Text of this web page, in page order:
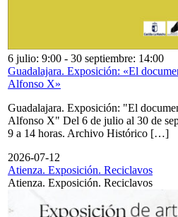
6 julio: 9:00 - 30 septiembre: 14:00
Guadalajara. Exposición: «El
Alfonso X»
Guadalajara. Exposición: "El
Alfonso X" Del 6 de julio al 30 de
9 a 14 horas. Archivo Histórico […]
2026-07-12
Atienza. Exposición. Reciclavos
Atienza. Exposición. Reciclavos